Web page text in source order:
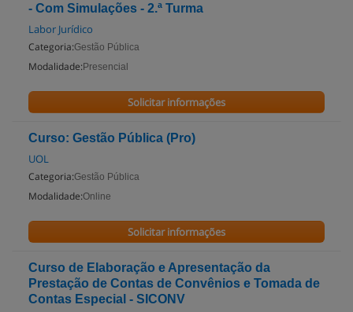
- Com Simulações - 2.ª Turma
Labor Jurídico
Categoria:Gestão Pública
Modalidade: Presencial
Solicitar informações
Curso: Gestão Pública (Pro)
UOL
Categoria:Gestão Pública
Modalidade:Online
Solicitar informações
Curso de Elaboração e Apresentação da
Prestação de Contas de Convênios e Tomada de
Contas Especial - SICONV